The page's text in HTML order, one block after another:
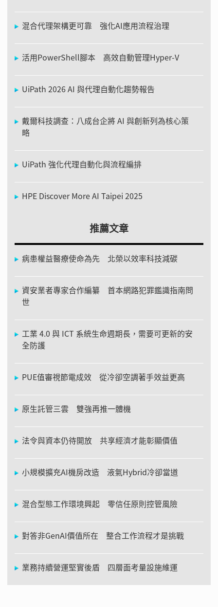
混合代理架構更可靠 強化AI應用流程治理
活用PowerShell腳本 高效自動管理Hyper-V
UiPath 2026 AI 與代理自動化趨勢報告
戴爾科技調查：八成台企將 AI 與創新列為核心策
略
UiPath 強化代理自動化與流程編排
HPE Discover More AI Taipei 2025
推薦文章
病患權益醫療使命為先 北榮以效率科技減碳
資安業者專家合作編纂 首本網路犯罪鑑識指南問
世
工業 4.0 與 ICT 系統生命週期長，需要可更新的安
全防護
PUE值審視節電成效 從冷卻空調著手效益更高
原生託管三雲 雙強再推一體機
法令與資本仍待開放 共享經濟才能彰顯價值
小規模擴充AI機房改造 液氣Hybrid冷卻當道
混合型態工作環境興起 零信任原則控管風險
對答非GenAI價值所在 整合工作流程才是挑戰
業務持續營運堅實後盾 四層面考量設施維運